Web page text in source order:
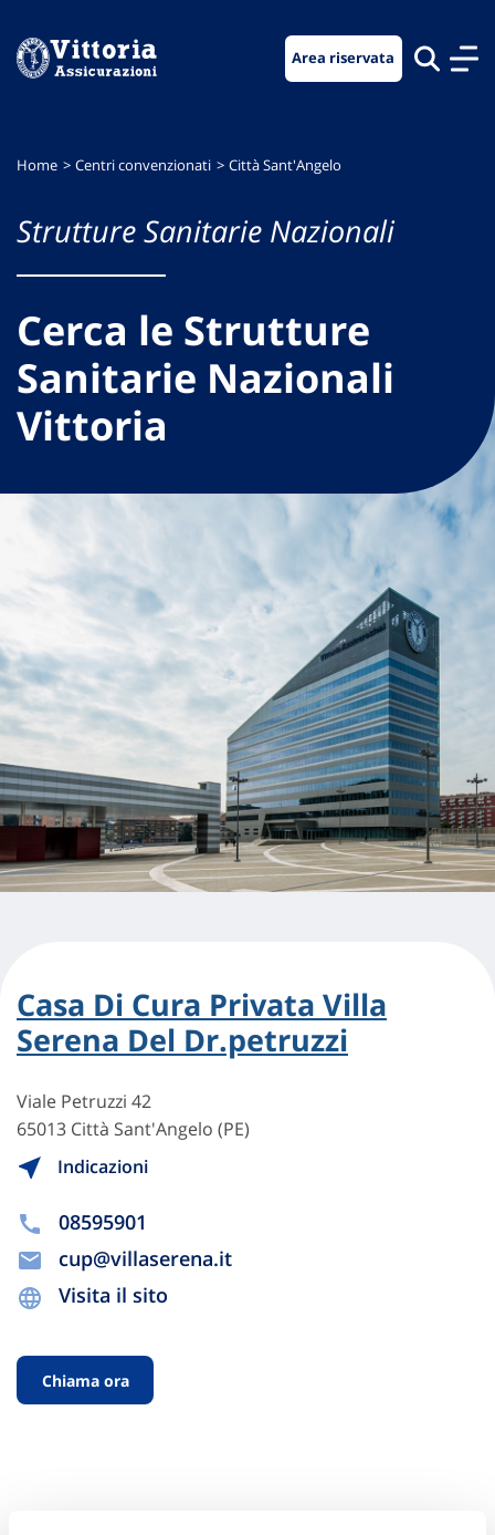
menu
contenuto
footer
Area riservata
Home Centri convenzionati Città Sant'Angelo
Strutture Sanitarie Nazionali
Cerca le Strutture
Sanitarie Nazionali
Vittoria
Casa Di Cura Privata Villa
Serena Del Dr.petruzzi
Viale Petruzzi 42
65013 Città Sant'Angelo (PE)
Indicazioni
08595901
cup@villaserena.it
Visita il sito
Chiama ora